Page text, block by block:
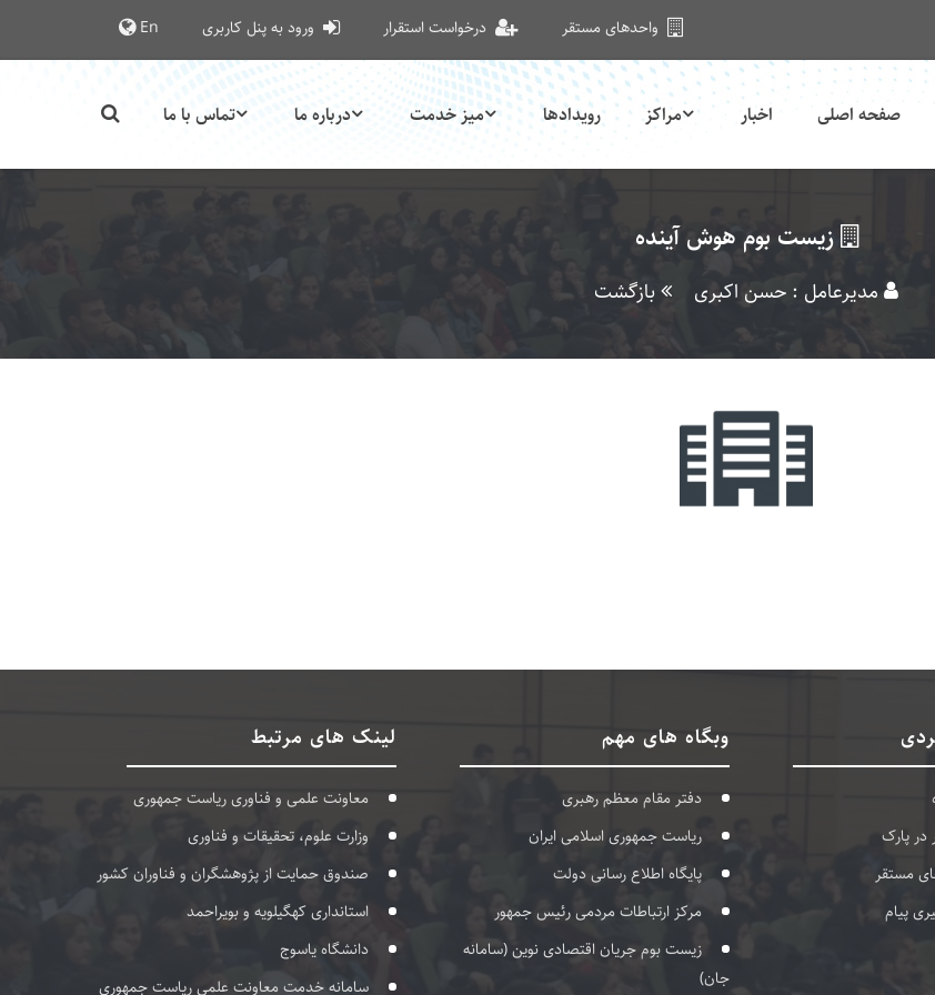
واحدهای مستقر درخواست استقرار ورود به پنل کاربری En
صفحه اصلی اخبار مراکز رویدادها میز خدمت درباره ما تماس با ما
زیست بوم هوش آینده
مدیرعامل : حسن اکبری بازگشت
در پارک
مستقر
پیام
وبگاه های مهم
دفتر مقام معظم رهبری
ریاست جمهوری اسلامی ایران
پایگاه اطلاع رسانی دولت
مرکز ارتباطات مردمی رئیس جمهور
زیست بوم جریان اقتصادی نوین (سامانه
جان)
لینک های مرتبط
معاونت علمی و فناوری ریاست جمهوری
وزارت علوم، تحقیقات و فناوری
صندوق حمایت از پژوهشگران و فناوران کشور
استانداری کهگیلویه و بویراحمد
دانشگاه یاسوج
سامانه خدمت معاونت علمی ریاست جمهوری